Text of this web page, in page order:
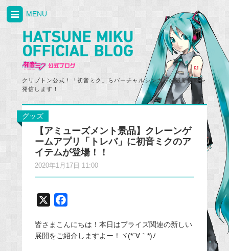
クリプトン公式！「初音ミク」らバーチャルシンガーの最新情報を
発信します！
MENU
グッズ
【アミューズメント景品】クレーンゲ
ームアプリ「トレバ」に初音ミクのア
イテムが登場！！
2020年1月17日 11:00
c
e
皆さまこんにちは！本日はプライズ関連の新しい
展開をご紹介しますよー！ヾ(*´∀｀*)ﾉ